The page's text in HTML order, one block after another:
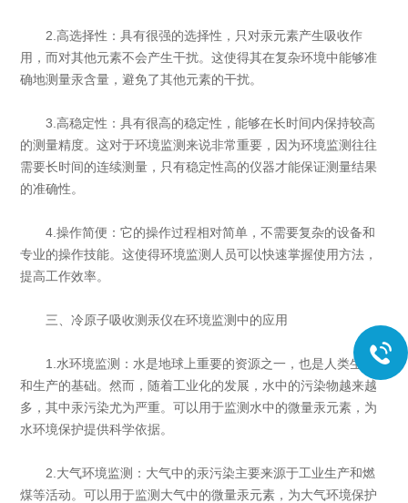
2.高选择性：具有很强的选择性，只对汞元素产生吸收作
用，而对其他元素不会产生干扰。这使得其在复杂环境中能够准
确地测量汞含量，避免了其他元素的干扰。
3.高稳定性：具有很高的稳定性，能够在长时间内保持较高
的测量精度。这对于环境监测来说非常重要，因为环境监测往往
需要长时间的连续测量，只有稳定性高的仪器才能保证测量结果
的准确性。
4.操作简便：它的操作过程相对简单，不需要复杂的设备和
专业的操作技能。这使得环境监测人员可以快速掌握使用方法，
提高工作效率。
三、冷原子吸收测汞仪在环境监测中的应用
1.水环境监测：水是地球上重要的资源之一，也是人类生活
和生产的基础。然而，随着工业化的发展，水中的污染物越来越
多，其中汞污染尤为严重。可以用于监测水中的微量汞元素，为
水环境保护提供科学依据。
2.大气环境监测：大气中的汞污染主要来源于工业生产和燃
煤等活动。可以用于监测大气中的微量汞元素，为大气环境保护